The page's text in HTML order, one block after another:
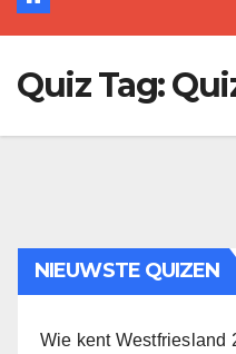
Quiz Tag:
NIEUWSTE QUIZEN
Wie kent Westfriesland